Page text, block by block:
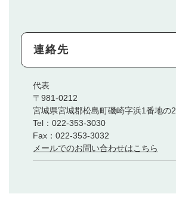
連絡先
代表
〒981-0212
宮城県宮城郡松島町磯崎字浜1番地の2
Tel：022-353-3030
Fax：022-353-3032
メールでのお問い合わせはこちら